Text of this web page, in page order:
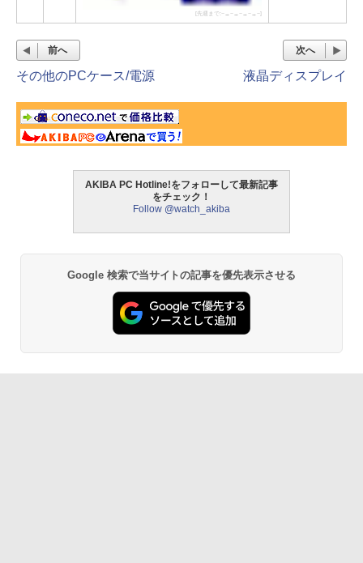
[先週まで:−→−→−→−→−]
前へ
その他のPCケース/電源
次へ
液晶ディスプレイ
AKIBA PC Hotline!をフォローして最新記事
をチェック！
Follow @watch_akiba
Google 検索で当サイトの記事を優先表示させる